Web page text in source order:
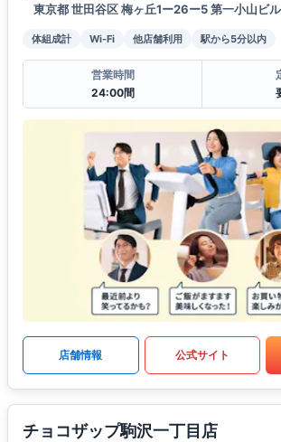
東京都 世田谷区 梅ヶ丘1ー26ー5 第一小山ビ
体組成計 Wi-Fi 他店舗利用 駅から5分以内
営業時間
24:00間
店舗情報 公式サイト
チョコザップ駒沢一丁目店